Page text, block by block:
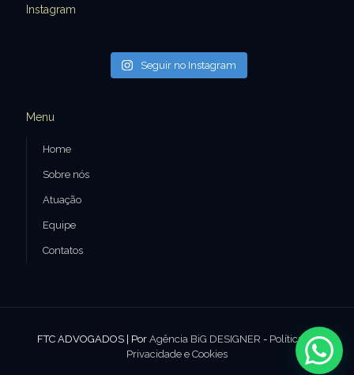
Instagram
Seguir no Instagram
Menu
Home
Sobre nós
Atuação
Equipe
Contatos
FTC ADVOGADOS | Por Agência BiG DESIGNER - Política de
Privacidade e Cookies